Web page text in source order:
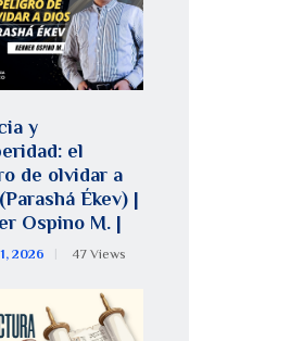
y
el
de olvidar a
Ékev) |
Ospino M. |
2026 47 Views